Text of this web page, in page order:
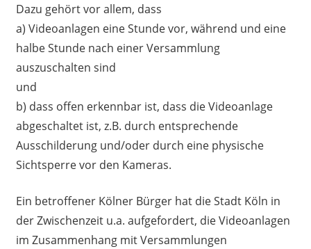
Dazu gehört vor allem, dass
a) Videoanlagen eine Stunde vor, während und eine
halbe Stunde nach einer Versammlung
auszuschalten sind
und
b) dass offen erkennbar ist, dass die Videoanlage
abgeschaltet ist, z.B. durch entsprechende
Ausschilderung und/oder durch eine physische
Sichtsperre vor den Kameras.
Ein betroffener Kölner Bürger hat die Stadt Köln in
der Zwischenzeit u.a. aufgefordert, die Videoanlagen
im Zusammenhang mit Versammlungen